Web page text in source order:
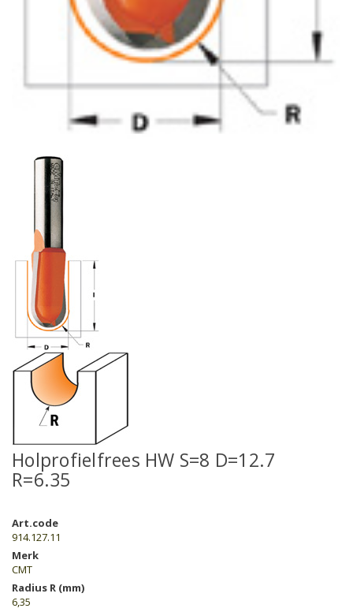
Holprofielfrees HW S=8 D=12.7
R=6.35
Art.code
914.127.11
Merk
CMT
Radius R (mm)
6,35